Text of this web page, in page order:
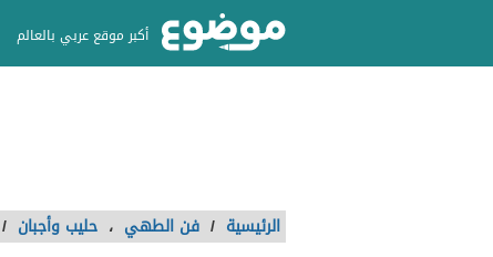
أكبر موقع عربي بالعالم
الرئيسية / فن الطهي ، حليب وأجبان /